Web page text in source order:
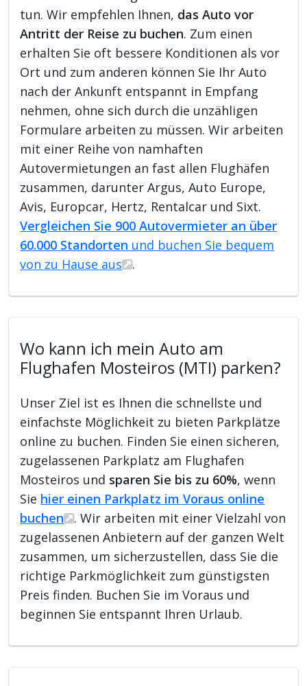
tun. Wir empfehlen Ihnen, das Auto vor
Antritt der Reise zu buchen. Zum einen
erhalten Sie oft bessere Konditionen als vor
Ort und zum anderen können Sie Ihr Auto
nach der Ankunft entspannt in Empfang
nehmen, ohne sich durch die unzähligen
Formulare arbeiten zu müssen. Wir arbeiten
mit einer Reihe von namhaften
Autovermietungen an fast allen Flughäfen
zusammen, darunter Argus, Auto Europe,
Avis, Europcar, Hertz, Rentalcar und Sixt.
Vergleichen Sie 900 Autovermieter an über
60.000 Standorten und buchen Sie bequem
von zu Hause aus
.
Wo kann ich mein Auto am
Flughafen Mosteiros (MTI) parken?
Unser Ziel ist es Ihnen die schnellste und
einfachste Möglichkeit zu bieten Parkplätze
online zu buchen. Finden Sie einen sicheren,
zugelassenen Parkplatz am Flughafen
Mosteiros und sparen Sie bis zu 60%, wenn
Sie hier einen Parkplatz im Voraus online
buchen
. Wir arbeiten mit einer Vielzahl von
zugelassenen Anbietern auf der ganzen Welt
zusammen, um sicherzustellen, dass Sie die
richtige Parkmöglichkeit zum günstigsten
Preis finden. Buchen Sie im Voraus und
beginnen Sie entspannt Ihren Urlaub.